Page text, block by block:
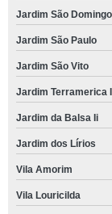
Jardim São
Jardim São Paulo
Jardim São Vito
Jardim Terramerica
Jardim da Balsa Ii
Jardim dos Lírios
Vila Amorim
Vila Louricilda